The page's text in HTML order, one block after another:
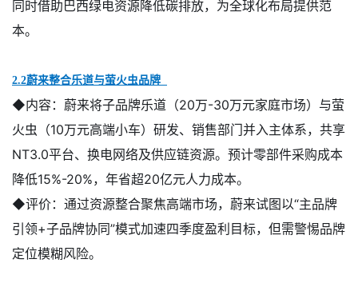
同时借助巴西绿电资源降低碳排放，为全球化布局提供范
本。
2.2蔚来整合乐道与萤火虫品牌
◆内容： 蔚来将子品牌乐道（20万-30万元家庭市场）与萤
火虫（10万元高端小车）研发、销售部门并入主体系，共享
NT3.0平台、换电网络及供应链资源。预计零部件采购成本
降低15%-20%，年省超20亿元人力成本。
◆评价： 通过资源整合聚焦高端市场，蔚来试图以“主品牌
引领+子品牌协同”模式加速四季度盈利目标，但需警惕品牌
定位模糊风险。